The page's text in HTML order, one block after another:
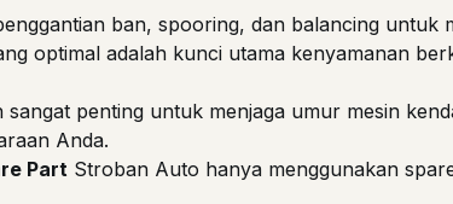
ban, spooring, dan balancing untuk
optimal adalah kunci utama kenyamanan
penting untuk menjaga umur mesin
Anda.
Part Stroban Auto hanya menggunakan